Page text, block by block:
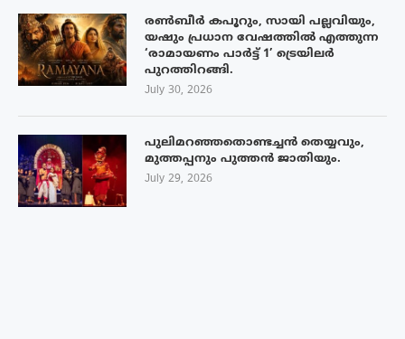
രൺബീർ കപൂറും, സായി പല്ലവിയും,
യഷും പ്രധാന വേഷത്തിൽ എത്തുന്ന
‘രാമായണം പാർട്ട് 1’ ട്രെയിലർ
പുറത്തിറങ്ങി.
July 30, 2026
പുലിമറഞ്ഞതൊണ്ടച്ചൻ തെയ്യവും,
മുത്തപ്പനും പുത്തൻ ജാതിയും.
July 29, 2026